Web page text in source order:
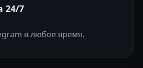
24/7
в любое время.